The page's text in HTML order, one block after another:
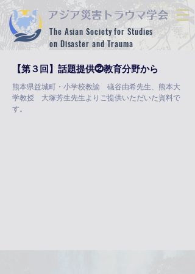
​アジア災害トラウマ学会
The Asian Society for Studies
on Disaster and Trauma
【第３回】話題提供⓶教育分野から
熊本県益城町・小学校教諭 礒谷由希先生、熊本大
学教授 大塚芳生先生よりご提供いただいた資料で
す。